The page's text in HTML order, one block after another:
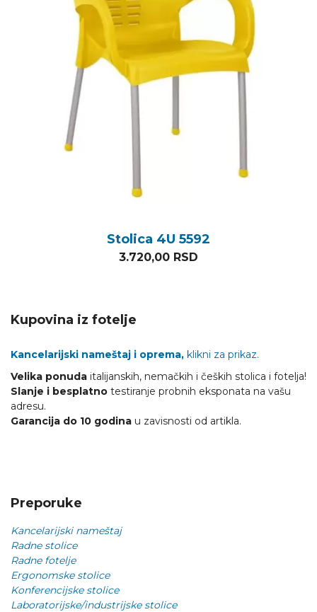
Stolica 4U 5592
3.720,00 RSD
Kupovina iz fotelje
Kancelarijski nameštaj i oprema, klikni za prikaz.
Velika ponuda italijanskih, nemačkih i čeških stolica i fotelja!
Slanje i besplatno testiranje probnih eksponata na vašu
adresu.
Garancija do 10 godina u zavisnosti od artikla.
Preporuke
Kancelarijski nameštaj
Radne stolice
Radne fotelje
Ergonomske stolice
Konferencijske stolice
Laboratorijske/industrijske stolice